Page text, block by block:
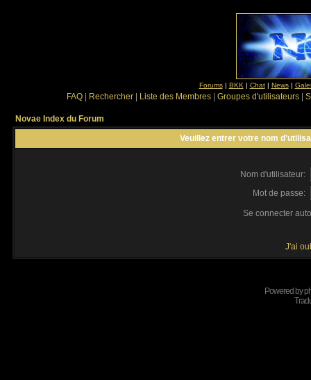
Forums| BKK | Chat| News|
FAQ Rechercher Liste des Membres Groupes d'utilisateurs
Novae Index du Forum
Veuillez entrer votre nom
Nom d'utilisateur:
Mot de passe:
Se connecter
J'ai
Powered by